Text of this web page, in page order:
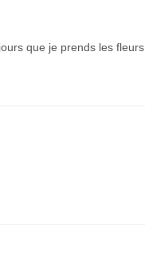
que je prends les fleurs